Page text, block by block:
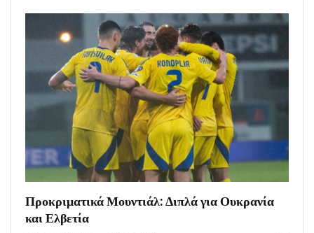
Προκριματικά Μουντιάλ: Διπλά για Ουκρανία
και Ελβετία